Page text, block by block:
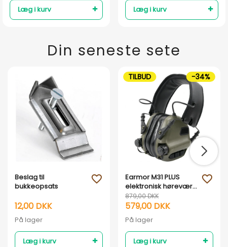
Læg i kurv Læg i kurv
Din seneste sete
Beslag til
bukkeopsats
12,00 DKK
På lager
Læg i kurv
favorite_outline
Earmor M31 PLUS
elektronisk høreværn
- Armygrøn
879,00 DKK
579,00 DKK
På lager
Læg i kurv
favorite_outline
TILBUD -34%